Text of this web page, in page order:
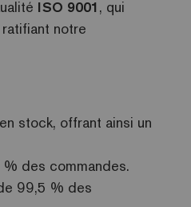
ISO 9001, qui
notre
stock, offrant ainsi un
des commandes.
99,5 % des